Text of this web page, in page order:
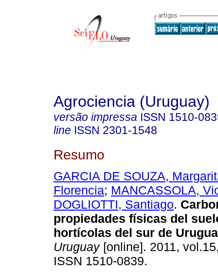
Agrociencia (Uruguay)
versão impressa ISSN 1510-
line ISSN 2301-1548
Resumo
GARCIA DE SOUZA,
Florencia; MANCASSOLA,
DOGLIOTTI, Santiago.
propiedades físicas del
hortícolas del sur de
Uruguay[online]. 2011,
ISSN 1510-0839.